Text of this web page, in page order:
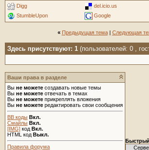
Digg
del.icio.us
StumbleUpon
Google
« Предыдущая тема| Следующая
Здесь присутствуют: 1 (пользователей: 0 ,
Ваши права в разделе
Вы не можете создавать новые темы
Вы не можете отвечать в темах
Вы не можете прикреплять вложения
Вы не можете редактировать свои сообщения
BB коды Вкл.
Смайлы Вкл.
[IMG] код Вкл.
HTML код Выкл.
Правила форума